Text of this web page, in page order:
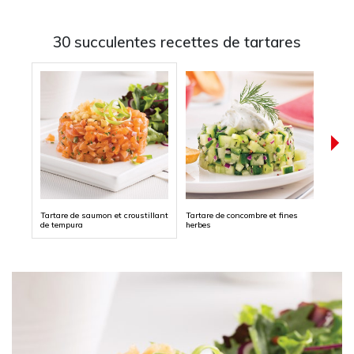
30 succulentes recettes de tartares
Tartare de saumon et croustillant
de tempura
Tartare de concombre et fines
herbes